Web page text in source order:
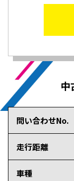
中
問い合わせNo.
走行距離
車種